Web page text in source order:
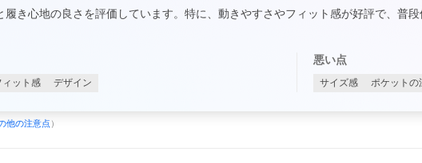
き心地の良さを評価しています。特に、動きやすさやフィット感が好評で、普
ィット感 デザイン
悪い点
サイズ感 ポケットの
他の注意点 ）